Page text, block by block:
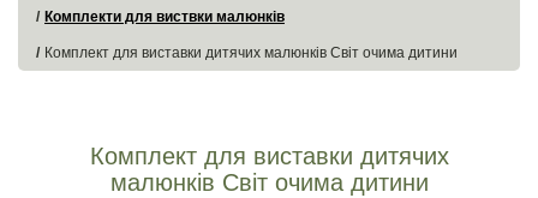
Комплекти для виствки малюнків
Комплект для виставки дитячих малюнків Світ очима дитини
Комплект для виставки дитячих
малюнків Світ очима дитини